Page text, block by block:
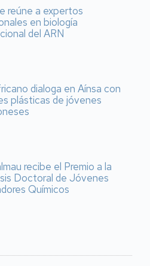
reúne a expertos
en biología
del ARN
dialoga en Aínsa con
plásticas de jóvenes
recibe el Premio a la
Doctoral de Jóvenes
Químicos